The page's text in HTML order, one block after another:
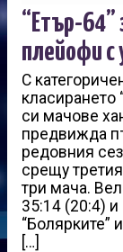
“Етър-64”
плейофи с
С
класирането
си мачове
предвижда
редовния
срещу
три мача.
35:14 (20:4)
“Болярките”
[…]